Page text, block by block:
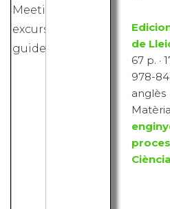
de
67 p. ·
978-
anglès